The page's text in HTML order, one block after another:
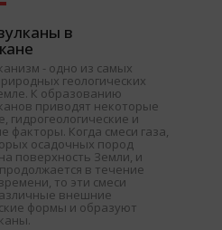
в
- одно из самых
геологических
К образованию
приводят некоторые
гидрогеологические и
факторы. Когда смеси газа,
осадочных пород
поверхность Земли, и
в течение
то эти смеси
внешние
формы и образуют